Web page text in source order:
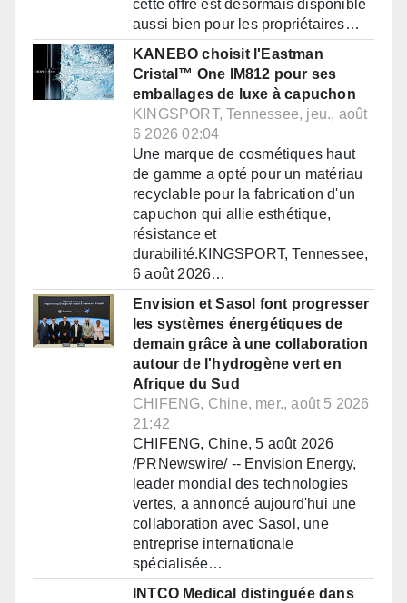
cette offre est désormais disponible
aussi bien pour les propriétaires…
KANEBO choisit l'Eastman
Cristal™ One IM812 pour ses
emballages de luxe à capuchon
KINGSPORT, Tennessee, jeu., août
6 2026 02:04
Une marque de cosmétiques haut
de gamme a opté pour un matériau
recyclable pour la fabrication d'un
capuchon qui allie esthétique,
résistance et
durabilité.KINGSPORT, Tennessee,
6 août 2026…
Envision et Sasol font progresser
les systèmes énergétiques de
demain grâce à une collaboration
autour de l'hydrogène vert en
Afrique du Sud
CHIFENG, Chine, mer., août 5 2026
21:42
CHIFENG, Chine, 5 août 2026
/PRNewswire/ -- Envision Energy,
leader mondial des technologies
vertes, a annoncé aujourd'hui une
collaboration avec Sasol, une
entreprise internationale
spécialisée…
INTCO Medical distinguée dans